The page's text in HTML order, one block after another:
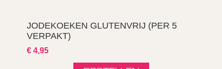
JODEKOEKEN GLUTENVRIJ (PER 5
VERPAKT)
€ 4,95